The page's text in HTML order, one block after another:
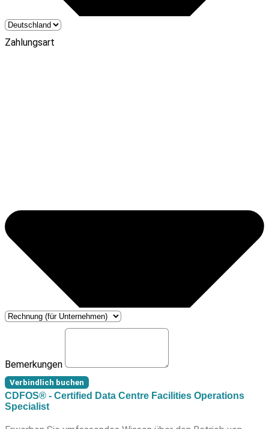
Zahlungsart
Bemerkungen
Verbindlich buchen
CDFOS® - Certified Data Centre Facilities Operations
Specialist